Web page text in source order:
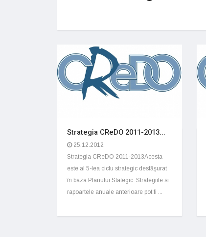
Strategia CReDO 2011-2013...
25.12.2012
Strategia CReDO 2011-2013Acesta
este al 5-lea ciclu strategic desfăşurat
în baza Planului Stategic. Strategiile si
rapoartele anuale anterioare pot fi ...